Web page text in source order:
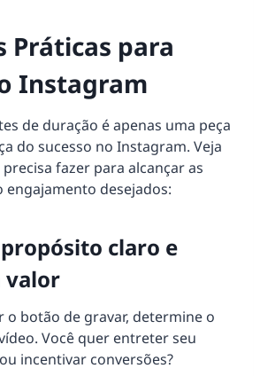
Práticas para
Instagram
de duração é apenas uma peça
do sucesso no Instagram. Veja
fazer para alcançar as
engajamento desejados:
claro e
valor
o botão de gravar, determine o
Você quer entreter seu
incentivar conversões?